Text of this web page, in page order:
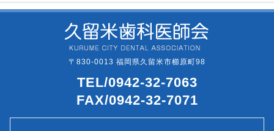
〒830-0013 福岡県久留米市櫛原町98
TEL/0942-32-7063
FAX/0942-32-7071